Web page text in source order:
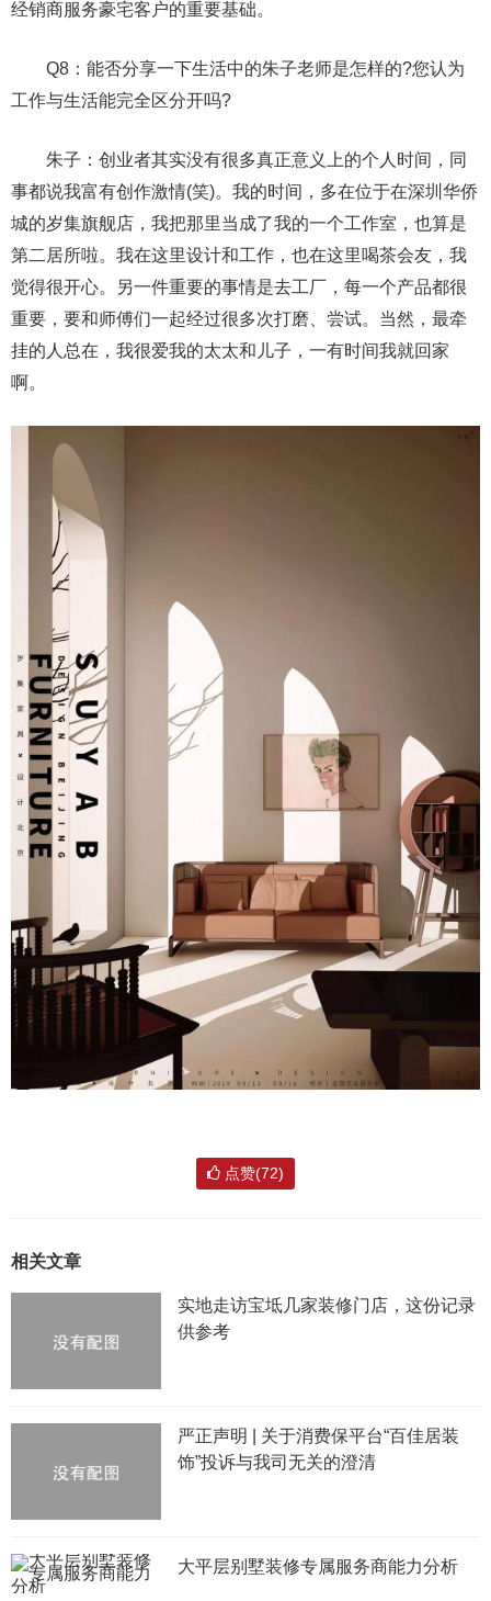
经销商服务豪宅客户的重要基础。
Q8：能否分享一下生活中的朱子老师是怎样的?您认为
工作与生活能完全区分开吗?
朱子：创业者其实没有很多真正意义上的个人时间，同
事都说我富有创作激情(笑)。我的时间，多在位于在深圳华侨
城的岁集旗舰店，我把那里当成了我的一个工作室，也算是
第二居所啦。我在这里设计和工作，也在这里喝茶会友，我
觉得很开心。另一件重要的事情是去工厂，每一个产品都很
重要，要和师傅们一起经过很多次打磨、尝试。当然，最牵
挂的人总在，我很爱我的太太和儿子，一有时间我就回家
啊。
点赞(72)
相关文章
实地走访宝坻几家装修门店，这份记录
供参考
严正声明 | 关于消费保平台“百佳居装
饰”投诉与我司无关的澄清
大平层别墅装修专属服务商能力分析